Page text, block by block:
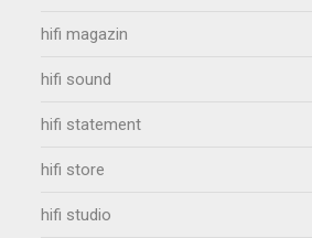
hifi magazin
hifi sound
hifi statement
hifi store
hifi studio